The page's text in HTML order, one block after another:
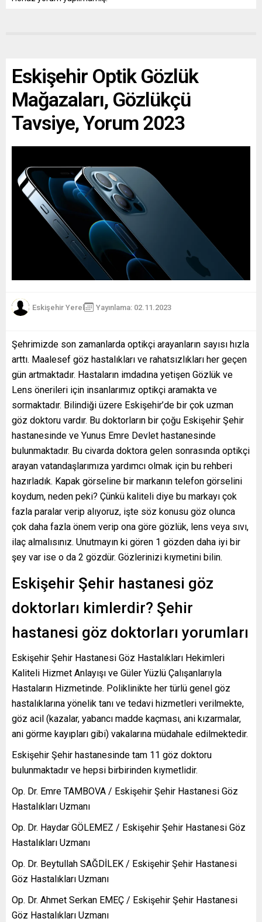
Eskişehir Optik Gözlük
Mağazaları, Gözlükçü
Tavsiye, Yorum 2023
Eskişehir Yerel Yayınlama: 02.11.2023
Şehrimizde son zamanlarda optikçi arayanların sayısı hızla
arttı. Maalesef göz hastalıkları ve rahatsızlıkları her geçen
gün artmaktadır. Hastaların imdadına yetişen Gözlük ve
Lens önerileri için insanlarımız optikçi aramakta ve
sormaktadır. Bilindiği üzere Eskişehir’de bir çok uzman
göz doktoru vardır. Bu doktorların bir çoğu Eskişehir Şehir
hastanesinde ve Yunus Emre Devlet hastanesinde
bulunmaktadır. Bu civarda doktora gelen sonrasında optikçi
arayan vatandaşlarımıza yardımcı olmak için bu rehberi
hazırladık. Kapak görseline bir markanın telefon görselini
koydum, neden peki? Çünkü kaliteli diye bu markayı çok
fazla paralar verip alıyoruz, işte söz konusu göz olunca
çok daha fazla önem verip ona göre gözlük, lens veya sıvı,
ilaç almalısınız. Unutmayın ki gören 1 gözden daha iyi bir
şey var ise o da 2 gözdür. Gözlerinizi kıymetini bilin.
Eskişehir Şehir hastanesi göz
doktorları kimlerdir? Şehir
hastanesi göz doktorları yorumları
Eskişehir Şehir Hastanesi Göz Hastalıkları Hekimleri
Kaliteli Hizmet Anlayışı ve Güler Yüzlü Çalışanlarıyla
Hastaların Hizmetinde. Poliklinikte her türlü genel göz
hastalıklarına yönelik tanı ve tedavi hizmetleri verilmekte,
göz acil (kazalar, yabancı madde kaçması, ani kızarmalar,
ani görme kayıpları gibi) vakalarına müdahale edilmektedir.
Eskişehir Şehir hastanesinde tam 11 göz doktoru
bulunmaktadır ve hepsi birbirinden kıymetlidir.
Op. Dr. Emre TAMBOVA / Eskişehir Şehir Hastanesi Göz
Hastalıkları Uzmanı
Op. Dr. Haydar GÖLEMEZ / Eskişehir Şehir Hastanesi Göz
Hastalıkları Uzmanı
Op. Dr. Beytullah SAĞDİLEK / Eskişehir Şehir Hastanesi
Göz Hastalıkları Uzmanı
Op. Dr. Ahmet Serkan EMEÇ / Eskişehir Şehir Hastanesi
Göz Hastalıkları Uzmanı